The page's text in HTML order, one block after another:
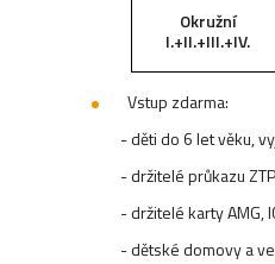
Okružní
I.+II.+III.+IV.
Vstup zdarma:
- děti do 6 let věku,
- držitelé průkazu
- držitelé karty AMG,
- dětské domovy a